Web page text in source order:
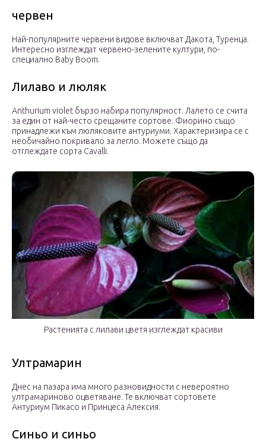
червен
Най-популярните червени видове включват Дакота, Туренца.
Интересно изглеждат червено-зелените култури, по-
специално Baby Boom.
Лилаво и люляк
Anthurium violet бързо набира популярност. Лалето се счита
за един от най-често срещаните сортове. Фиорино също
принадлежи към люляковите антуриуми. Характеризира се с
необичайно покривало за легло. Можете също да
отглеждате сорта Cavalli.
Растенията с лилави цветя изглеждат красиви
Ултрамарин
Днес на пазара има много разновидности с невероятно
ултрамариново оцветяване. Те включват сортовете
Антуриум Пикасо и Принцеса Алексия.
Синьо и синьо